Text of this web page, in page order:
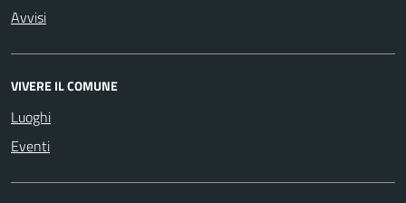
Avvisi
VIVERE IL COMUNE
Luoghi
Eventi